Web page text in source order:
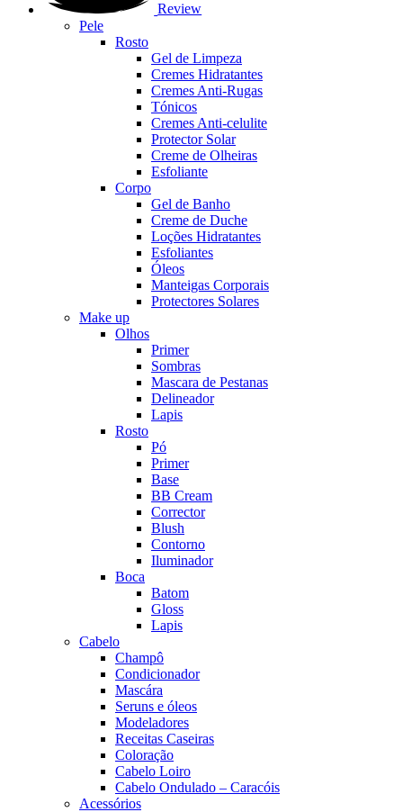
Review
Pele
Rosto
Gel de Limpeza
Cremes Hidratantes
Cremes Anti-Rugas
Tónicos
Cremes Anti-celulite
Protector Solar
Creme de Olheiras
Esfoliante
Corpo
Gel de Banho
Creme de Duche
Loções Hidratantes
Esfoliantes
Óleos
Manteigas Corporais
Protectores Solares
Make up
Olhos
Primer
Sombras
Mascara de Pestanas
Delineador
Lapis
Rosto
Pó
Primer
Base
BB Cream
Corrector
Blush
Contorno
Iluminador
Boca
Batom
Gloss
Lapis
Cabelo
Champô
Condicionador
Mascára
Seruns e óleos
Modeladores
Receitas Caseiras
Coloração
Cabelo Loiro
Cabelo Ondulado – Caracóis
Acessórios